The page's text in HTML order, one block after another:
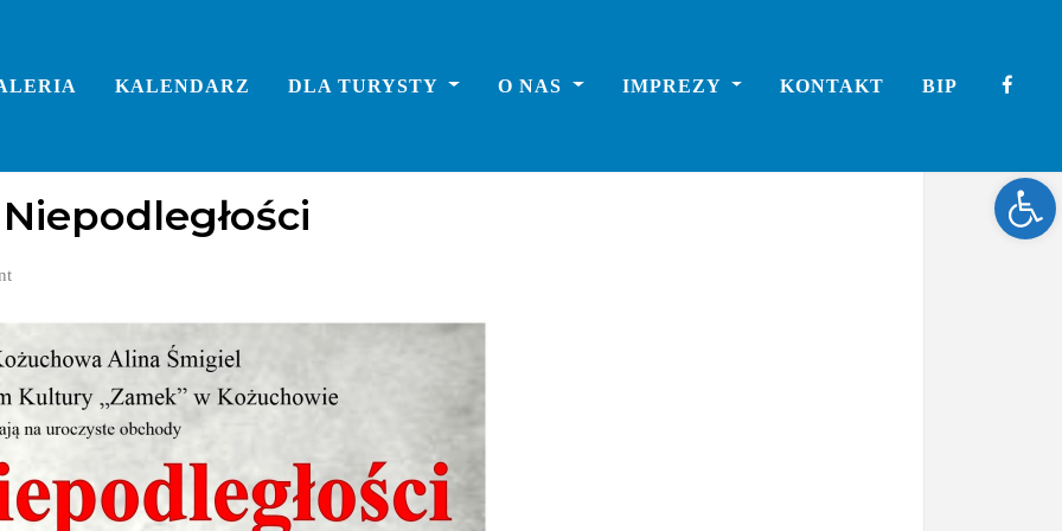
KALENDARZ DLA TURYSTY O NAS IMPREZY KONTAKT BIP